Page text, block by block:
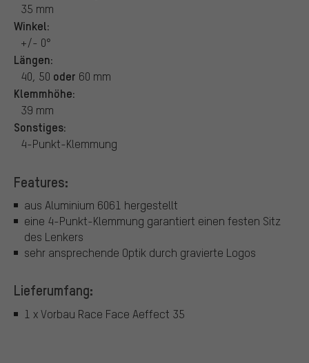
35 mm
Winkel:
+/- 0°
Längen:
40, 50 oder 60 mm
Klemmhöhe:
39 mm
Sonstiges:
4-Punkt-Klemmung
Features:
aus Aluminium 6061 hergestellt
eine 4-Punkt-Klemmung garantiert einen festen Sitz
des Lenkers
sehr ansprechende Optik durch gravierte Logos
Lieferumfang:
1 x Vorbau Race Face Aeffect 35